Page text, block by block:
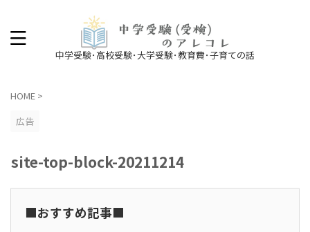
中学受験･高校受験･大学受験･教育費･子育ての話
HOME >
広告
site-top-block-20211214
■おすすめ記事■